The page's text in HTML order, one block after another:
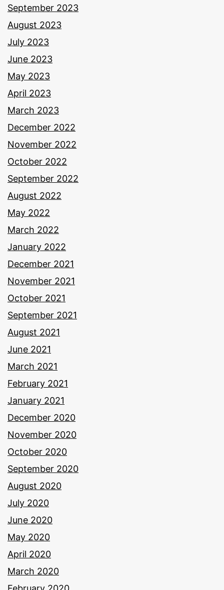
September 2023
August 2023
July 2023
June 2023
May 2023
April 2023
March 2023
December 2022
November 2022
October 2022
September 2022
August 2022
May 2022
March 2022
January 2022
December 2021
November 2021
October 2021
September 2021
August 2021
June 2021
March 2021
February 2021
January 2021
December 2020
November 2020
October 2020
September 2020
August 2020
July 2020
June 2020
May 2020
April 2020
March 2020